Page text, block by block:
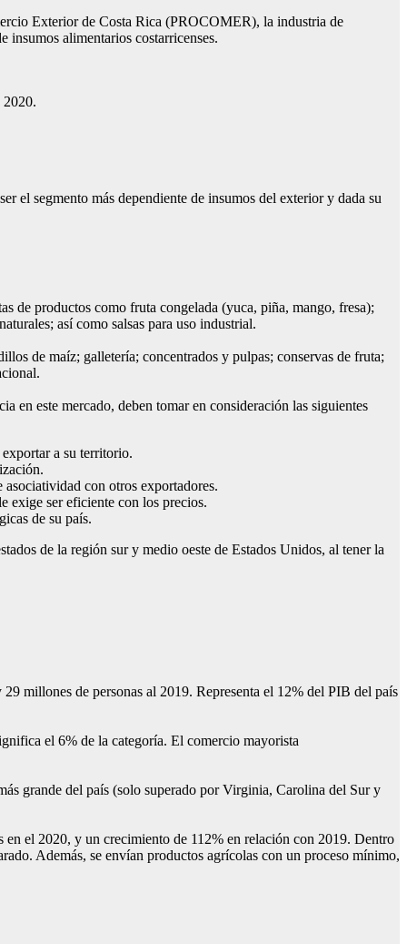
Exterior de Costa Rica (PROCOMER), la industria de
insumos alimentarios costarricenses.
2020.
el segmento más dependiente de insumos del exterior y dada su
de productos como fruta congelada (yuca, piña, mango, fresa);
así como salsas para uso industrial.
de maíz; galletería; concentrados y pulpas; conservas de fruta;
en este mercado, deben tomar en consideración las siguientes
a su territorio.
con otros exportadores.
exige ser eficiente con los precios.
de su país.
de la región sur y medio oeste de Estados Unidos, al tener la
millones de personas al 2019. Representa el 12% del PIB del país
el 6% de la categoría. El comercio mayorista
grande del país (solo superado por Virginia, Carolina del Sur y
el 2020, y un crecimiento de 112% en relación con 2019. Dentro
Además, se envían productos agrícolas con un proceso mínimo,